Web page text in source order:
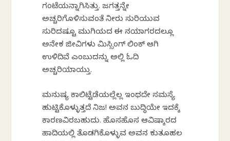
ಗಂಟೆಯನ್ನಾಗಿಸಿತ್ತು. ಜಗತ್ತನ್ನೇ
ಅಚ್ಚರಿಗೊಳಿಸುವಂತೆ ನೀರು ಸುರಿಯುವ
ಸುರಿದಷ್ಟೂ ಮುಗಿಯದ ಈ ನಯಾಗರದಲ್ಲೂ
ಅನೇಕ ಜೀವಿಗಳು ಮಿಸ್ಸಿಂಗ್ ಲಿಂಕ್ ಆಗಿ
ಉಳಿದಿವೆ ಎಂಬುದನ್ನು ಅಲ್ಲಿ ಓದಿ
ಅಚ್ಚರಿಯಾಯ್ತು.
ಮನುಷ್ಯ ಕಾಲಿಟ್ಟೆಡೆಯಲ್ಲೆಲ್ಲ ಇಂಥದೇ ಸಮಸ್ಯೆ
ಹುಟ್ಟಿಕೊಳ್ಳುತ್ತದೆ ನಿಜ! ಅವನ ಬುದ್ಧಿಯೇ ಇದಕ್ಕೆ
ಕಾರಣವಿರಬಹುದು. ಹೊಸಹೊಸ ಆವಿಷ್ಕಾರದ
ಹಾದಿಯಲ್ಲಿ ತೊಡಗಿಕೊಳ್ಳುವ ಅವನ ಕುತೂಹಲ